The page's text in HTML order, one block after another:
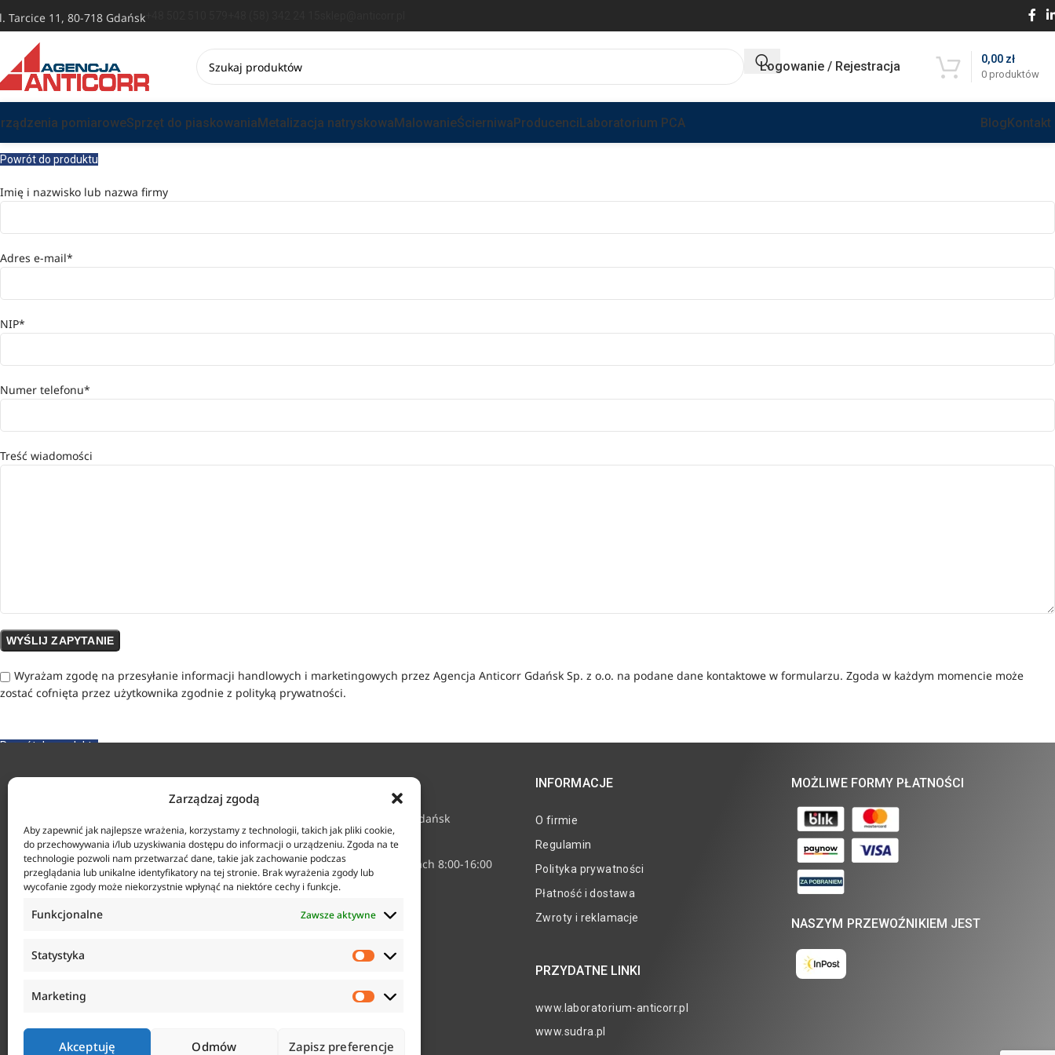
Zarządzaj zgodą
Aby zapewnić jak najlepsze wrażenia, korzystamy z technologii, takich jak pliki cookie,
do przechowywania i/lub uzyskiwania dostępu do informacji o urządzeniu. Zgoda na te
technologie pozwoli nam przetwarzać dane, takie jak zachowanie podczas
przeglądania lub unikalne identyfikatory na tej stronie. Brak wyrażenia zgody lub
wycofanie zgody może niekorzystnie wpłynąć na niektóre cechy i funkcje.
Funkcjonalne Zawsze aktywne
Statystyka
Marketing
Akceptuję Odmów Zapisz preferencje
Tarcice 11, 80-718 Gdańsk
Logowanie / Rejestracja
0 produktów
0,00 zł
pomiaroweSprzęt do piaskowaniaMetalizacja natryskowaMalowanieŚcierniwaProducenciLaboratorium PCA BlogKontakt
Powrót do produktu
Imię i nazwisko lub nazwa firmy
Adres e-mail*
NIP*
Numer telefonu*
Treść wiadomości
Wyrażam zgodę na przesyłanie informacji handlowych i marketingowych przez Agencja Anticorr Gdańsk Sp. z o.o. na podane dane kontaktowe w formularzu. Zgoda w każdym momencie może
zostać cofnięta przez użytkownika zgodnie z polityką prywatności.
Powrót do produktu
Agencja Anticorr Gdańsk Sp. z o.o.
ul. Tarcice 11, 80-718 Gdańsk
+48 58 342 24 15
Biuro czynne w godzinach 8:00-16:00
sklep@anticorr.pl
INFORMACJE
O firmie
Regulamin
Polityka prywatności
Płatność i dostawa
Zwroty i reklamacje
PRZYDATNE LINKI
www.laboratorium-anticorr.pl
www.sudra.pl
MOŻLIWE FORMY PŁATNOŚCI
NASZYM PRZEWOŹNIKIEM JEST